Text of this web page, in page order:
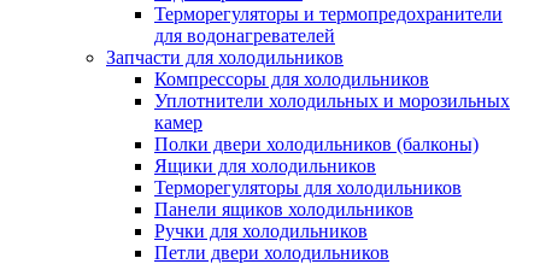
Терморегуляторы и термопредохранители
для водонагревателей
Запчасти для холодильников
Компрессоры для холодильников
Уплотнители холодильных и морозильных
камер
Полки двери холодильников (балконы)
Ящики для холодильников
Терморегуляторы для холодильников
Панели ящиков холодильников
Ручки для холодильников
Петли двери холодильников